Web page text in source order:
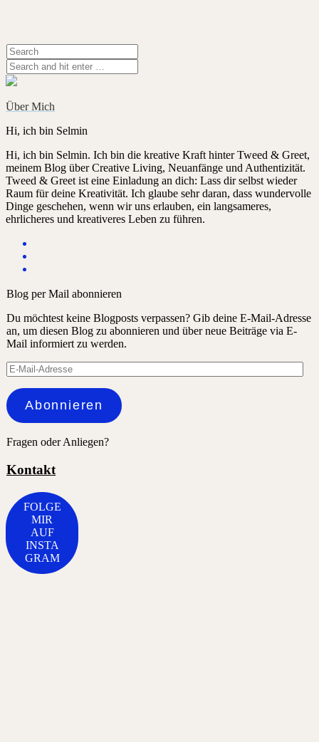
Über Mich
Hi, ich bin Selmin
Hi, ich bin Selmin. Ich bin die kreative Kraft hinter Tweed & Greet,
meinem Blog über Creative Living, Neuanfänge und Authentizität.
Tweed & Greet ist eine Einladung an dich: Lass dir selbst wieder
Raum für deine Kreativität. Ich glaube sehr daran, dass wundervolle
Dinge geschehen, wenn wir uns erlauben, ein langsameres,
ehrlicheres und kreativeres Leben zu führen.
Blog per Mail abonnieren
Du möchtest keine Blogposts verpassen? Gib deine E-Mail-Adresse
an, um diesen Blog zu abonnieren und über neue Beiträge via E-
Mail informiert zu werden.
E-
Mail-
Adresse
Abonnieren
Fragen oder Anliegen?
Kontakt
FOLGE
MIR
AUF
INSTA
GRAM